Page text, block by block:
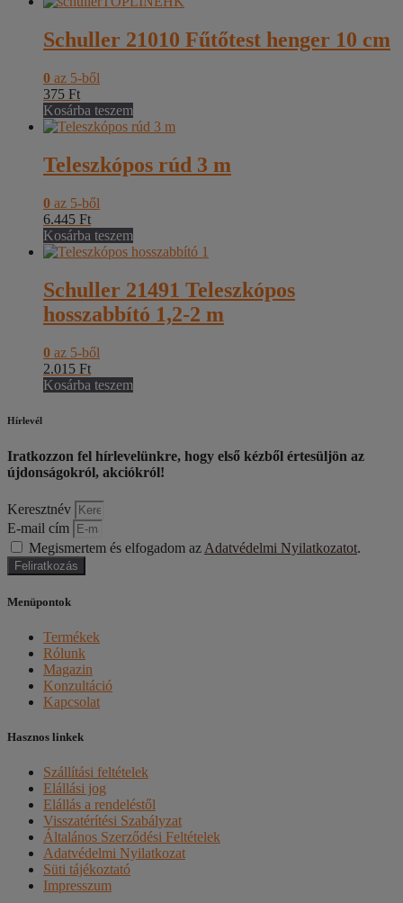
Schuller 21010 Fűtőtest henger 10 cm
0 az 5-ből
375 Ft
Kosárba teszem
Teleszkópos rúd 3 m
0 az 5-ből
6.445 Ft
Kosárba teszem
Schuller 21491 Teleszkópos
hosszabbító 1,2-2 m
0 az 5-ből
2.015 Ft
Kosárba teszem
Hírlevél
Iratkozzon fel hírlevelünkre, hogy első kézből értesüljön az
újdonságokról, akciókról!
Keresztnév
E-mail cím
Megismertem és elfogadom az Adatvédelmi Nyilatkozatot.
Feliratkozás
Menüpontok
Termékek
Rólunk
Magazin
Konzultáció
Kapcsolat
Hasznos linkek
Szállítási feltételek
Elállási jog
Elállás a rendeléstől
Visszatérítési Szabályzat
Általános Szerződési Feltételek
Adatvédelmi Nyilatkozat
Süti tájékoztató
Impresszum